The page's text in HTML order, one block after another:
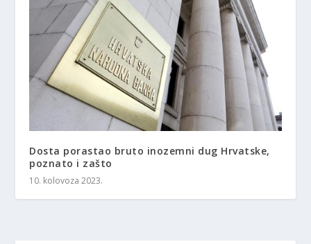
Dosta porastao bruto inozemni dug Hrvatske,
poznato i zašto
10. kolovoza 2023.